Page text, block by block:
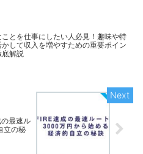
ください。
ことを仕事にしたい人必見！趣味や特
して収入を増やすための重要ポイン
底解説
の最速ル
立の秘